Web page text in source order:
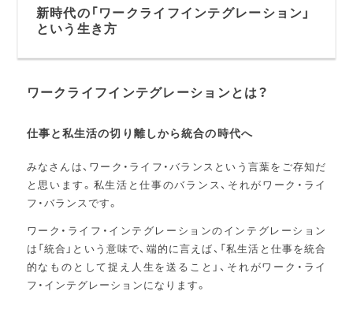
新時代の「ワークライフインテグレーション」
という生き方
ワークライフインテグレーションとは？
仕事と私生活の切り離しから統合の時代へ
みなさんは、ワーク・ライフ・バランスという言葉をご存知だ
と思います。私生活と仕事のバランス、それがワーク・ライ
フ・バランスです。
ワーク・ライフ・インテグレーションのインテグレーション
は「統合」という意味で、端的に言えば、「私生活と仕事を統合
的なものとして捉え人生を送ること」、それがワーク・ライ
フ・インテグレーションになります。